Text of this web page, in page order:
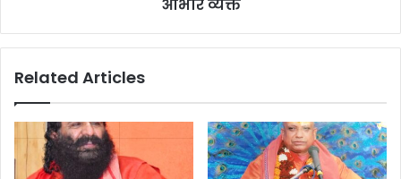
आभार व्यक्त
Related Articles